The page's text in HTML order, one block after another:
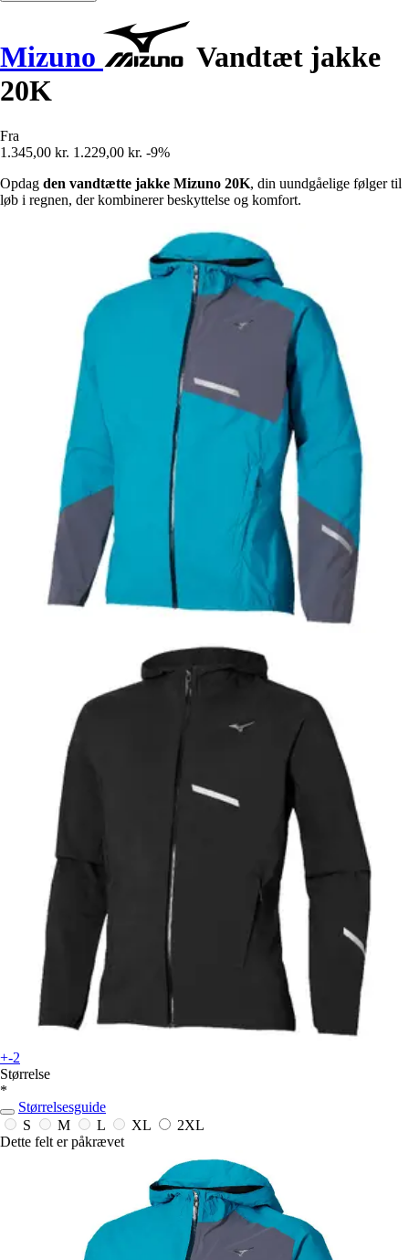
Mizuno
Vandtæt jakke
20K
Fra
1.345,00 kr. 1.229,00 kr. -9%
Opdag den vandtætte jakke Mizuno 20K, din uundgåelige følger til
løb i regnen, der kombinerer beskyttelse og komfort.
+-2
Størrelse
*
Størrelsesguide
S
M L XL
2XL
Dette felt er påkrævet